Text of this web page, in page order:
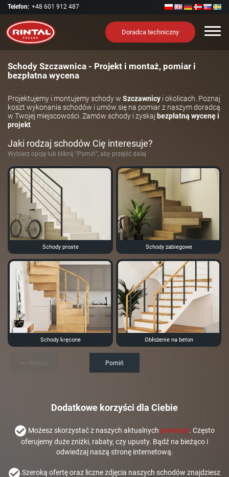
Telefon: +48 601 912 487
Doradca techniczny
Schody Szczawnica - Projekt i montaż, pomiar i
bezpłatna wycena
Projektujemy i montujemy schody w Szczawnicy i okolicach. Poznaj
koszt wykonania schodów i umów się na pomiar z naszym doradcą
w Twojej miejscowości. Zamów schody i zyskaj bezpłatną wycenę i
projekt
Jaki rodzaj schodów Cię interesuje?
Wybierz opcję lub kliknij "Pomiń", aby przejść dalej
Schody proste Schody zabiegowe
Schody kręcone Obłożenie na beton
Pomiń
Dodatkowe korzyści dla Ciebie
Możesz skorzystać z naszych aktualnych promocji. Często
oferujemy duże zniżki, rabaty, czy upusty. Bądź na bieżąco i
odwiedzaj naszą stronę internetową.
Szeroką ofertę oraz liczne zdjęcia naszych schodów znajdziesz